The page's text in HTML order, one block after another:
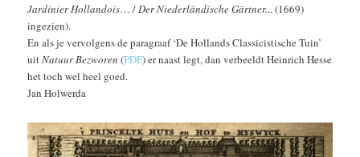
Jardinier Hollandois… /Der Niederländische Gärtner... (1669)
ingezien).
En als je vervolgens de paragraaf ‘De Hollands Classicistische Tuin’
uitNatuur Bezworen (PDF) er naast legt, dan verbeeldt Heinrich Hesse
het toch wel heel goed.
Jan Holwerda